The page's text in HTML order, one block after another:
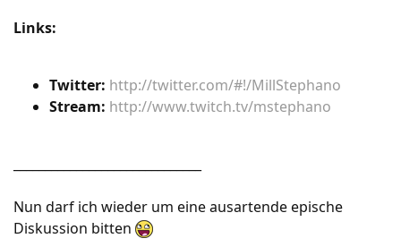
Links:
Twitter: http://twitter.com/#!/MillStephano
Stream: http://www.twitch.tv/mstephano
Nun darf ich wieder um eine ausartende epische
Diskussion bitten